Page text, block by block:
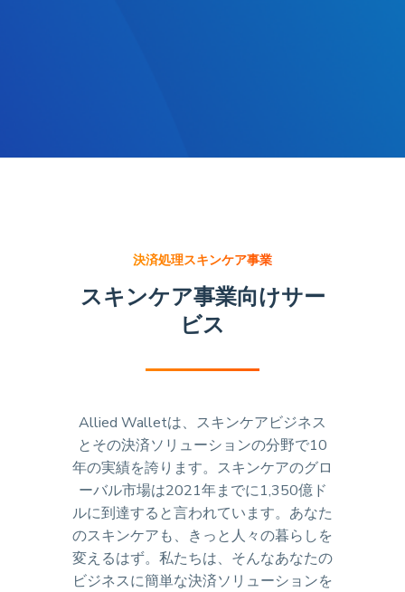
決済処理スキンケア事業
スキンケア事業向けサー
ビス
Allied Walletは、スキンケアビジネス
とその決済ソリューションの分野で10
年の実績を誇ります。スキンケアのグロ
ーバル市場は2021年までに1,350億ド
ルに到達すると言われています。あなた
のスキンケアも、きっと人々の暮らしを
変えるはず。私たちは、そんなあなたの
ビジネスに簡単な決済ソリューションを